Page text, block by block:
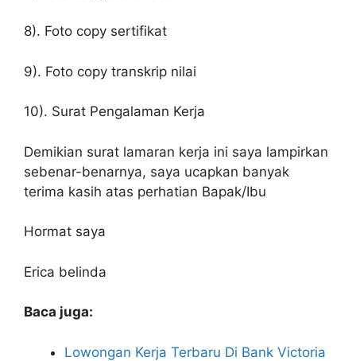
8). Foto copy sertifikat
9). Foto copy transkrip nilai
10). Surat Pengalaman Kerja
Demikian surat lamaran kerja ini saya lampirkan
sebenar-benarnya, saya ucapkan banyak
terima kasih atas perhatian Bapak/Ibu
Hormat saya
Erica belinda
Baca juga:
Lowongan Kerja Terbaru Di Bank Victoria